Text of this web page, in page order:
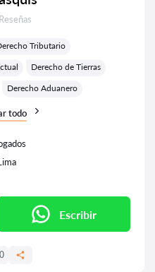
de reseñas:
Tributario
Derecho de Tierras
Derecho Aduanero
todo
Escribir
0